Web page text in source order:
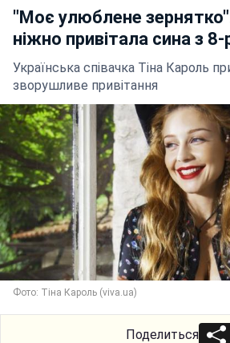
"Моє улюблене
ніжно привітала сина з 8-
Українська співачка Тіна Кароль
зворушливе привітання
Фото: Тіна Кароль (viva.ua)
Поделиться